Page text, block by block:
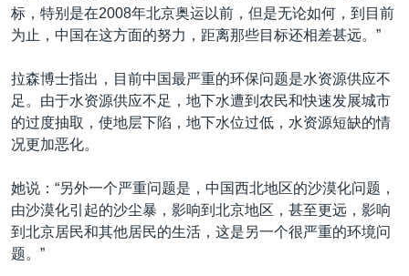
GEN Z 看美国
标，特别是在2008年北京奥运以前，但是无论如何，到目前
为止，中国在这方面的努力，距离那些目标还相差甚远。”
拉森博士指出，目前中国最严重的环保问题是水资源供应不
足。由于水资源供应不足，地下水遭到农民和快速发展城市
的过度抽取，使地层下陷，地下水位过低，水资源短缺的情
况更加恶化。
她说：“另外一个严重问题是，中国西北地区的沙漠化问题，
由沙漠化引起的沙尘暴，影响到北京地区，甚至更远，影响
到北京居民和其他居民的生活，这是另一个很严重的环境问
题。”